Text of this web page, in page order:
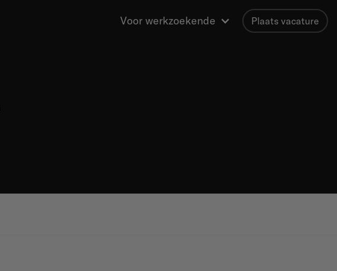
Voor werkzoekende Plaats vacature